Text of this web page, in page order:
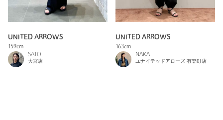
UNITED ARROWS
159cm
SATO
大宮店
UNITED ARROWS
163cm
NAKA
ユナイテッドアローズ 有楽町店